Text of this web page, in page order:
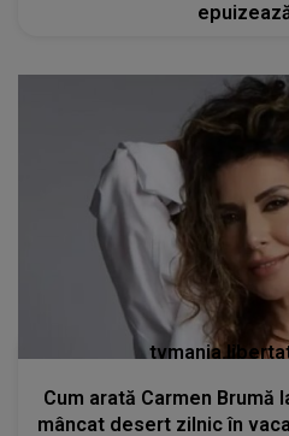
Cum arată Carmen Brumă
mâncat desert zilnic în